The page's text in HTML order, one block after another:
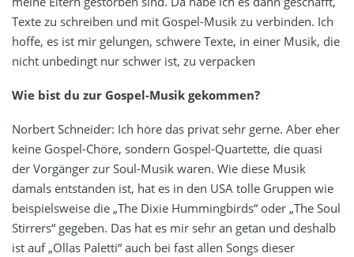
Texte zu schreiben und mit Gospel-Musik zu verbinden. Ich
hoffe, es ist mir gelungen, schwere Texte, in einer Musik, die
nicht unbedingt nur schwer ist, zu verpacken
Wie bist du zur Gospel-Musik gekommen?
Norbert Schneider: Ich höre das privat sehr gerne. Aber eher
keine Gospel-Chöre, sondern Gospel-Quartette, die quasi
der Vorgänger zur Soul-Musik waren. Wie diese Musik
damals entstanden ist, hat es in den USA tolle Gruppen wie
beispielsweise die „The Dixie Hummingbirds“ oder „The Soul
Stirrers“ gegeben. Das hat es mir sehr an getan und deshalb
ist auf „Ollas Paletti“ auch bei fast allen Songs dieser